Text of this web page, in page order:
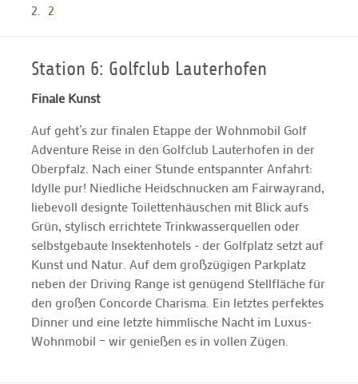
2
Station 6: Golfclub Lauterhofen
Finale Kunst
Auf geht’s zur finalen Etappe der Wohnmobil Golf
Adventure Reise in den Golfclub Lauterhofen in der
Oberpfalz. Nach einer Stunde entspannter Anfahrt:
Idylle pur! Niedliche Heidschnucken am Fairwayrand,
liebevoll designte Toilettenhäuschen mit Blick aufs
Grün, stylisch errichtete Trinkwasserquellen oder
selbstgebaute Insektenhotels - der Golfplatz setzt auf
Kunst und Natur. Auf dem großzügigen Parkplatz
neben der Driving Range ist genügend Stellfläche für
den großen Concorde Charisma. Ein letztes perfektes
Dinner und eine letzte himmlische Nacht im Luxus-
Wohnmobil – wir genießen es in vollen Zügen.